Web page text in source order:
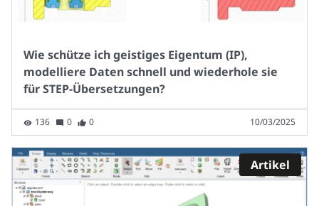
Wie schütze ich geistiges Eigentum (IP),
modelliere Daten schnell und wiederhole sie
für STEP-Übersetzungen?
136 0 0 10/03/2025
Artikel